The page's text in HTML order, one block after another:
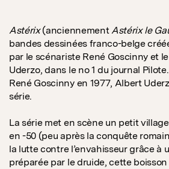
Astérix(anciennementAstérix le
bandes dessinées franco-belge
par le scénariste René Goscinny et
Uderzo, dans le no 1 du journal
René Goscinny en 1977, Albert
série.
La série met en scène un petit
en -50 (peu après la conquête
la lutte contre l’envahisseur grâce à
préparée par le druide, cette